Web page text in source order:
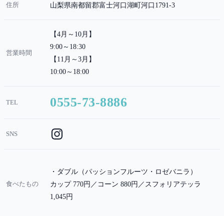
住所 山梨県南都留郡富士河口湖町河口1791-3
営業時間
【4月～10月】
9:00～18:30
【11月～3月】
10:00～18:00
TEL 0555-73-8886
SNS
食べたもの
・ダブル（パッションフルーツ・ロゼバニラ）
カップ 770円／コーン 880円／スフォリアテッラ
1,045円